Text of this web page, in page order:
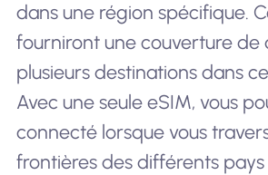
dans une région spécifique.
fourniront une couverture de
plusieurs destinations dans
Avec une seule eSIM, vous
connecté lorsque vous
frontières des différents pays